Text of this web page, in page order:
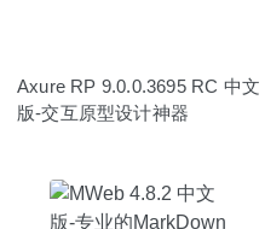
Axure RP 9.0.0.3695 RC 中文
版-交互原型设计神器